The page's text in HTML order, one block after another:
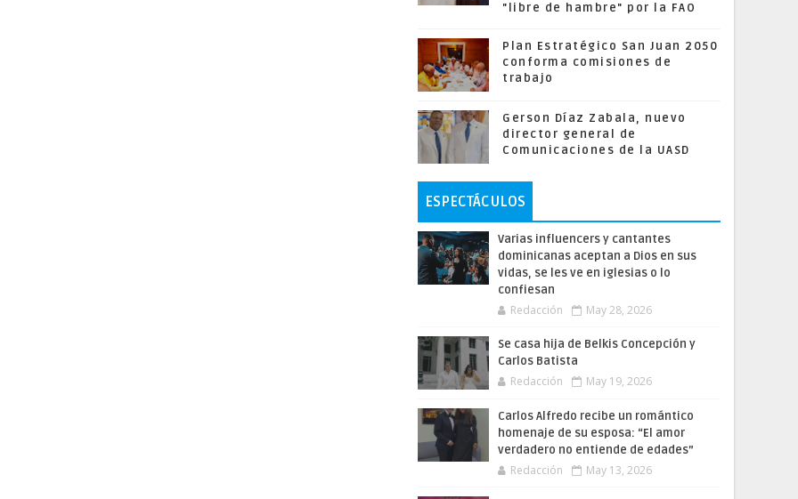
"libre de hambre" por la FAO
Plan Estratégico San Juan 2050
conforma comisiones de
trabajo
Gerson Díaz Zabala, nuevo
director general de
Comunicaciones de la UASD
ESPECTÁCULOS
Varias influencers y cantantes
dominicanas aceptan a Dios en sus
vidas, se les ve en iglesias o lo
confiesan
Redacción May 28, 2026
Se casa hija de Belkis Concepción y
Carlos Batista
Redacción May 19, 2026
Carlos Alfredo recibe un romántico
homenaje de su esposa: “El amor
verdadero no entiende de edades”
Redacción May 13, 2026